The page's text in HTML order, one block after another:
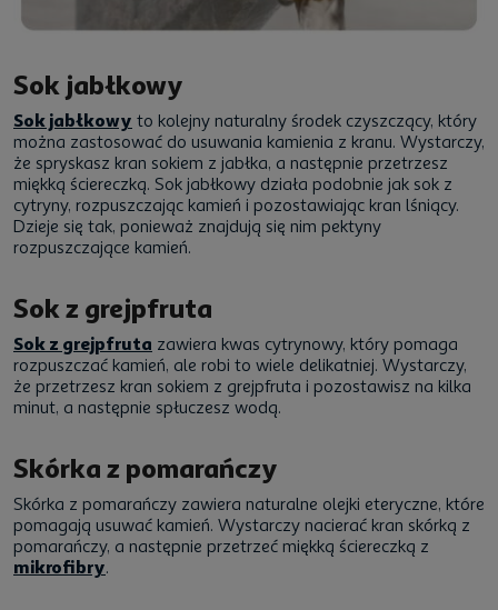
Sok jabłkowy
Sok jabłkowy to kolejny naturalny środek czyszczący, który
można zastosować do usuwania kamienia z kranu. Wystarczy,
że spryskasz kran sokiem z jabłka, a następnie przetrzesz
miękką ściereczką. Sok jabłkowy działa podobnie jak sok z
cytryny, rozpuszczając kamień i pozostawiając kran lśniący.
Dzieje się tak, ponieważ znajdują się nim pektyny
rozpuszczające kamień.
Sok z grejpfruta
Sok z grejpfruta zawiera kwas cytrynowy, który pomaga
rozpuszczać kamień, ale robi to wiele delikatniej. Wystarczy,
że przetrzesz kran sokiem z grejpfruta i pozostawisz na kilka
minut, a następnie spłuczesz wodą.
Skórka z pomarańczy
Skórka z pomarańczy zawiera naturalne olejki eteryczne, które
pomagają usuwać kamień. Wystarczy nacierać kran skórką z
pomarańczy, a następnie przetrzeć miękką ściereczką z
mikrofibry.